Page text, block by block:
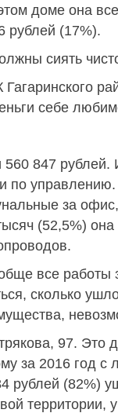
доме она
рублей (17%).
сиять
себе
847 рублей.
по управлению.
за офис,
(52,5%) она
все работы
сколько
97. Это
за 2016 год с
рублей (82%)
территории,